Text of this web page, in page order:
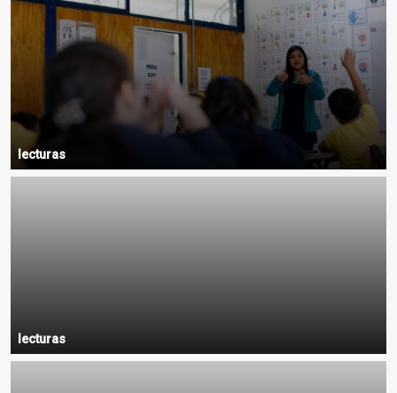
lecturas
lecturas